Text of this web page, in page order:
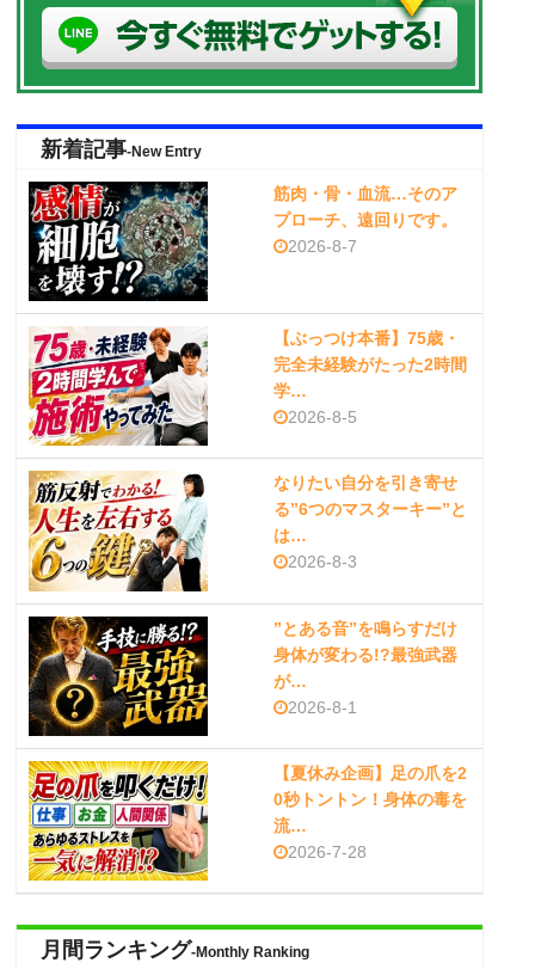
新着記事-New Entry
筋肉・骨・血流…そのア
プローチ、遠回りです。
2026-8-7
【ぶっつけ本番】75歳・
完全未経験がたった2時間
学…
2026-8-5
なりたい自分を引き寄せ
る”6つのマスターキー”と
は…
2026-8-3
”とある音”を鳴らすだけ
身体が変わる!?最強武器
が…
2026-8-1
【夏休み企画】足の爪を2
0秒トントン！身体の毒を
流…
2026-7-28
月間ランキング-Monthly Ranking